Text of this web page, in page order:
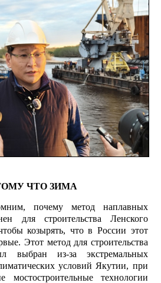
ЧТО ЗИМА
почему метод наплавных
для строительства Ленского
козырять, что в России этот
Этот метод для строительства
выбран из-за экстремальных
условий Якутии, при
мостостроительные технологии